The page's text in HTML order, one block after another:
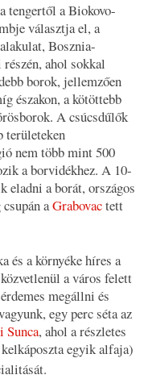
tengertől a Biokovo-
választja el, a
Bosznia-
ahol sokkal
borok, jellemzően
északon, a kötöttebb
A csúcsdűlők
területeken
nem több mint 500
a borvidékhez. A 10-
eladni a borát, országos
aGrabovactett
a környéke híres a
a város felett
megállni és
egy perc séta az
Sunca, ahol a részletes
egyik alfaja)